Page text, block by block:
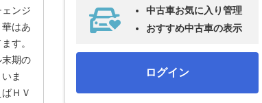
ンジ
はあ
す。
期の
ま
ＨＶ
中古車お気に入り管理
おすすめ中古車の表示
ログイン